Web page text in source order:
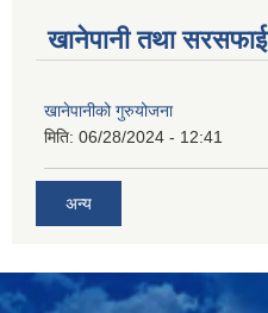
खानेपानी तथा सरसफाई
खानेपानीको गुरुयोजना
मिति: 06/28/2024 - 12:41
अन्य